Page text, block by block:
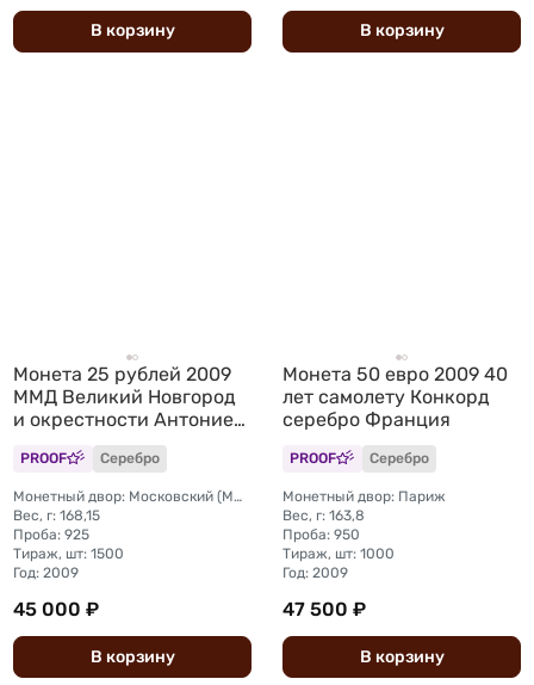
В корзину В корзину
Монета 25 рублей 2009
ММД Великий Новгород
и окрестности Антониев
монастырь ЮНЕСКО
PROOF Серебро
Монетный двор: Московский (ММД)
Вес, г: 168,15
Проба: 925
Тираж, шт: 1500
Год: 2009
45 000 ₽
В корзину
Монета 50 евро 2009 40
лет самолету Конкорд
серебро Франция
PROOF Серебро
Монетный двор: Париж
Вес, г: 163,8
Проба: 950
Тираж, шт: 1000
Год: 2009
47 500 ₽
В корзину